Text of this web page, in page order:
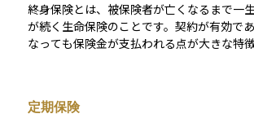
終身保険とは、被保険者が亡くなるまで一
が続く生命保険のことです。契約が有効で
なっても保険金が支払われる点が大きな特
ものや、生涯支払い続けるものなど、契約に
定期保険